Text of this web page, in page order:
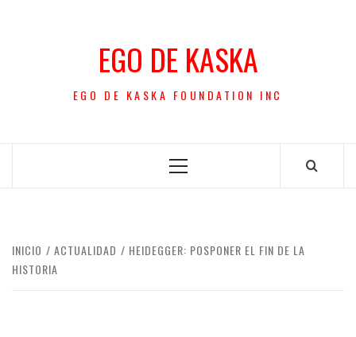
EGO DE KASKA
EGO DE KASKA FOUNDATION INC
Menú
INICIO ACTUALIDAD
HEIDEGGER: POSPONER EL FIN DE LA
HISTORIA